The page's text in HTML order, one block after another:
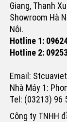
Giang, Thanh
Showroom Hà
Nội.
Hotline 1:
Hotline 2:
Email:
Nhà Máy 1:
Tel: (03213) 96
Công ty TNHH